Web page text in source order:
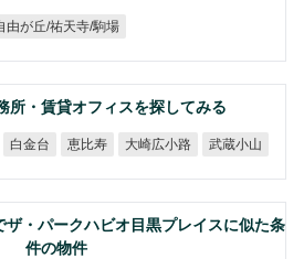
由が丘/祐天寺/駒場
所・賃貸オフィスを探してみる
白金台 恵比寿 大崎広小路 武蔵小山
・パークハビオ目黒プレイスに似た条
件の物件